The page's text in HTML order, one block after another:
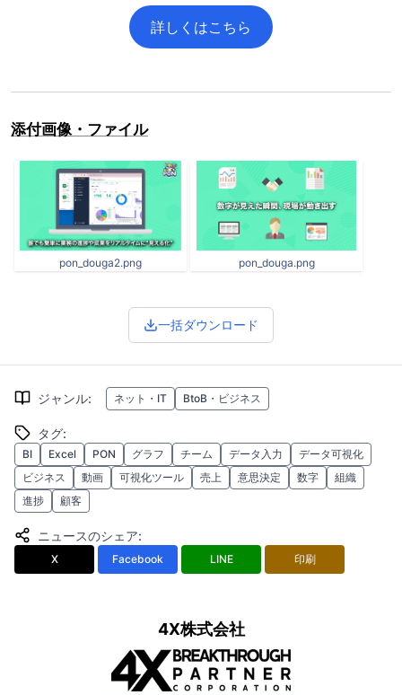
詳しくはこちら
添付画像・ファイル
pon_douga2.png pon_douga.png
一括ダウンロード
ジャンル: ネット・IT BtoB・ビジネス
タグ:
BI Excel PON グラフ チーム データ入力
データ可視化
ビジネス
動画 可視化ツール 売上 意思決定 数字
組織
進捗
顧客
ニュースのシェア:
X Facebook LINE 印刷
4X株式会社